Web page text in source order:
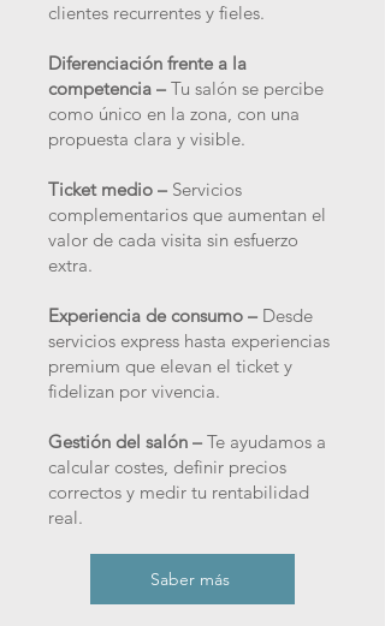
clientes recurrentes y fieles.
Diferenciación frente a la
competencia – Tu salón se percibe
como único en la zona, con una
propuesta clara y visible.
Ticket medio – Servicios
complementarios que aumentan el
valor de cada visita sin esfuerzo
extra.
Experiencia de consumo – Desde
servicios express hasta experiencias
premium que elevan el ticket y
fidelizan por vivencia.
Gestión del salón – Te ayudamos a
calcular costes, definir precios
correctos y medir tu rentabilidad
real.
Saber más